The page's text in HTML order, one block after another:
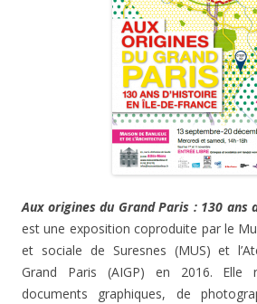
Aux origines du Grand Paris : 130 ans
est une exposition coproduite par le
et sociale de Suresnes (MUS) et
Grand Paris (AIGP) en 2016.
documents graphiques, de